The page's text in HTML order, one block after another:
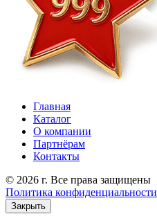
Главная
Каталог
О компании
Партнёрам
Контакты
© 2026 г. Все права защищены
Политика конфиденциальности
Закрыть